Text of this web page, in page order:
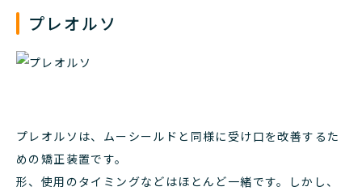
プレオルソ
プレオルソは、ムーシールドと同様に受け口を改善するた
めの矯正装置です。
形、使用のタイミングなどはほとんど一緒です。しかし、